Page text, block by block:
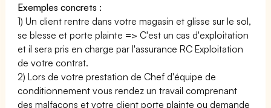
Exemples concrets :
1) Un client rentre dans votre magasin et glisse sur le sol,
se blesse et porte plainte => C'est un cas d'exploitation
et il sera pris en charge par l'assurance RC Exploitation
de votre contrat.
2) Lors de votre prestation de Chef d'équipe de
conditionnement vous rendez un travail comprenant
des malfaçons et votre client porte plainte ou demande